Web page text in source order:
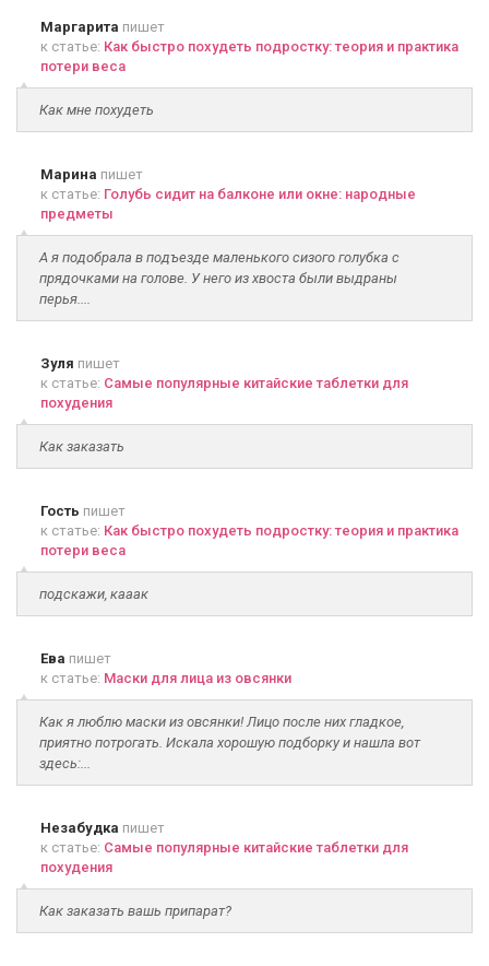
Маргарита пишет
к статье: Как быстро похудеть подростку: теория и практика
потери веса
Как мне похудеть
Марина пишет
к статье: Голубь сидит на балконе или окне: народные
предметы
А я подобрала в подъезде маленького сизого голубка с
прядочками на голове. У него из хвоста были выдраны
перья....
Зуля пишет
к статье: Самые популярные китайские таблетки для
похудения
Как заказать
Гость пишет
к статье: Как быстро похудеть подростку: теория и практика
потери веса
подскажи, кааак
Ева пишет
к статье: Маски для лица из овсянки
Как я люблю маски из овсянки! Лицо после них гладкое,
приятно потрогать. Искала хорошую подборку и нашла вот
здесь:...
Незабудка пишет
к статье: Самые популярные китайские таблетки для
похудения
Как заказать вашь припарат?